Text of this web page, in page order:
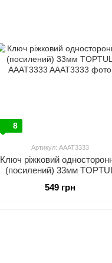
8
Артикул: AAAT3333
Ключ ріжковий
(посилений) 33мм
549 грн